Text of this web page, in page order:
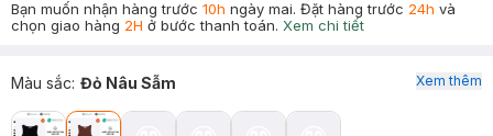
Bạn muốn nhận hàng trước 10h ngày mai. Đặt hàng trước 24h và
chọn giao hàng 2H ở bước thanh toán. Xem chi tiết
Màu sắc: Đỏ Nâu Sẫm Xem thêm